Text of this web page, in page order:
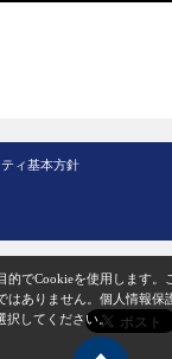
ィ基本方針
的でCookieを使用します。
ありません。 個人情報保
択してください。